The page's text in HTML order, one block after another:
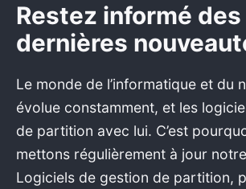
Restez informé des
dernières
Le monde de l’informatique et du
évolue constamment, et les
de partition avec lui. C’est
mettons régulièrement à jour
Logiciels de gestion de partition,